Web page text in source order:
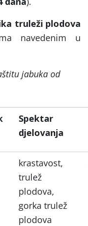
truleži plodova
navedenim u
jabuka od
Spektar
djelovanja
krastavost,
trulež
plodova,
gorka trulež
plodova